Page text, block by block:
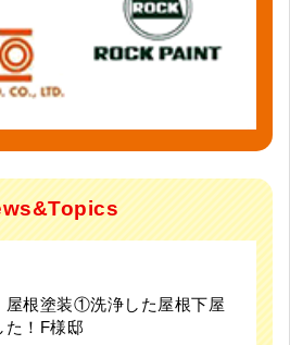
屋根塗装①洗浄した屋根下屋
た！F様邸